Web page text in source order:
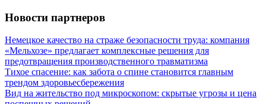
Новости партнеров
Немецкое качество на страже безопасности труда: компания
«Мельхозе» предлагает комплексные решения для
предотвращения производственного травматизма
Тихое спасение: как забота о спине становится главным
трендом здоровьесбережения
Вид на жительство под микроскопом: скрытые угрозы и цена